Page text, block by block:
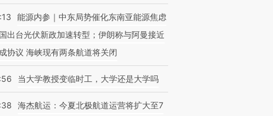
能源内参｜中东局势催化东南亚能源焦虑
出台光伏新政加速转型；伊朗称与阿曼接近
协议 海峡现有两条航道将关闭
当大学教授变临时工，大学还是大学吗
海杰航运：今夏北极航道运营将扩大至7